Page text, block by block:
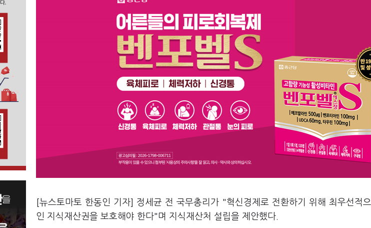
[뉴스토마토 한동인 기자] 정세균 전 국무총리가 "혁신경제로 전환하기 위해 최우선적
인 지식재산권을 보호해야 한다"며 지식재산처 설립을 제안했다.